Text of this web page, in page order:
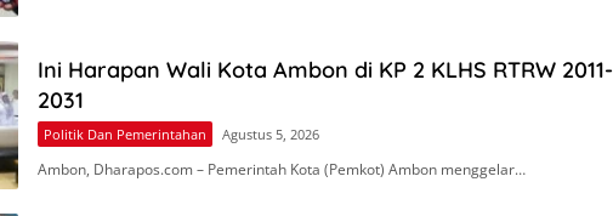
Ini Harapan Wali Kota Ambon di KP 2 KLHS RTRW 2011-
2031
Politik Dan Pemerintahan Agustus 5, 2026
Ambon, Dharapos.com – Pemerintah Kota (Pemkot) Ambon menggelar…